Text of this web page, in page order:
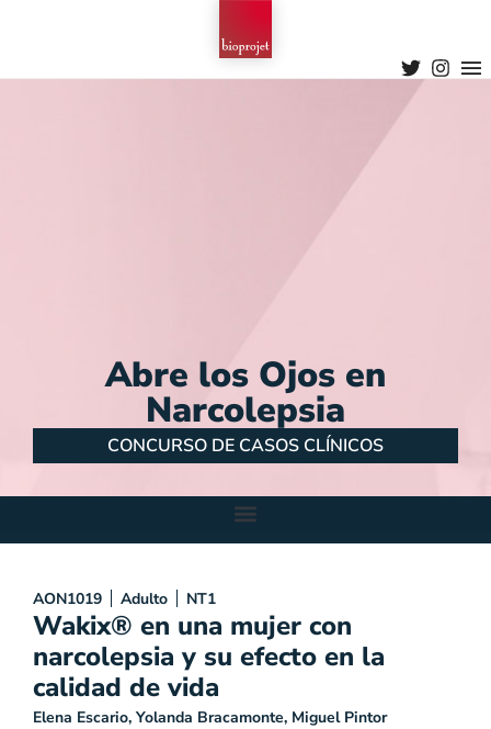
Abre los Ojos en
Narcolepsia
CONCURSO DE CASOS CLÍNICOS
AON1019 Adulto NT1
Wakix® en una mujer con
narcolepsia y su efecto en la
calidad de vida
Elena Escario, Yolanda Bracamonte, Miguel Pintor